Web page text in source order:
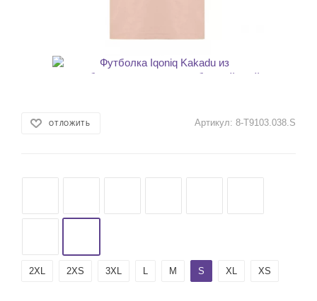
ОТЛОЖИТЬ Артикул: 8-T9103.038.S
2XL 2XS 3XL L M S XL XS